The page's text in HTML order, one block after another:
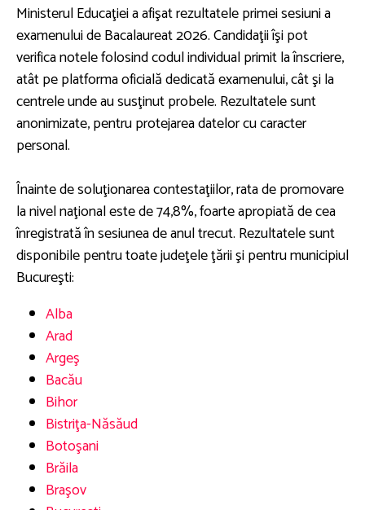
Ministerul Educaţiei a afişat rezultatele primei sesiuni a
examenului de Bacalaureat 2026. Candidaţii îşi pot
verifica notele folosind codul individual primit la înscriere,
atât pe platforma oficială dedicată examenului, cât şi la
centrele unde au susţinut probele. Rezultatele sunt
anonimizate, pentru protejarea datelor cu caracter
personal.
Înainte de soluţionarea contestaţiilor, rata de promovare
la nivel naţional este de 74,8%, foarte apropiată de cea
înregistrată în sesiunea de anul trecut. Rezultatele sunt
disponibile pentru toate judeţele ţării şi pentru municipiul
Bucureşti:
Alba
Arad
Argeş
Bacău
Bihor
Bistriţa-Năsăud
Botoşani
Brăila
Braşov